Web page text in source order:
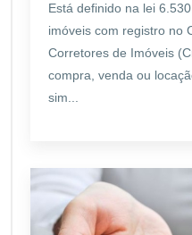
Está definido na lei
imóveis com registro no
Corretores de Imóveis
compra, venda ou
sim...